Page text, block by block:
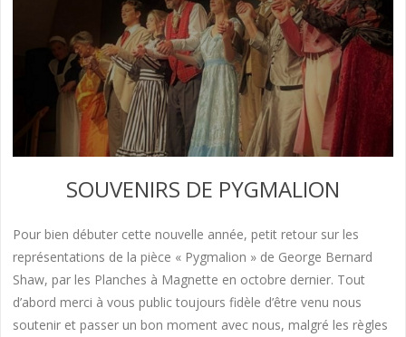
SOUVENIRS DE PYGMALION
Pour bien débuter cette nouvelle année, petit retour sur les
représentations de la pièce « Pygmalion » de George Bernard
Shaw, par les Planches à Magnette en octobre dernier. Tout
d’abord merci à vous public toujours fidèle d’être venu nous
soutenir et passer un bon moment avec nous, malgré les règles